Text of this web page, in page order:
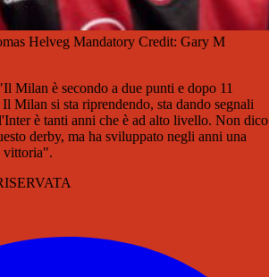
Helveg Mandatory Credit: Gary M
Milan è secondo a due punti e dopo 11
Milan si sta riprendendo, sta dando segnali
è tanti anni che è ad alto livello. Non dico
derby, ma ha sviluppato negli anni una
vittoria".